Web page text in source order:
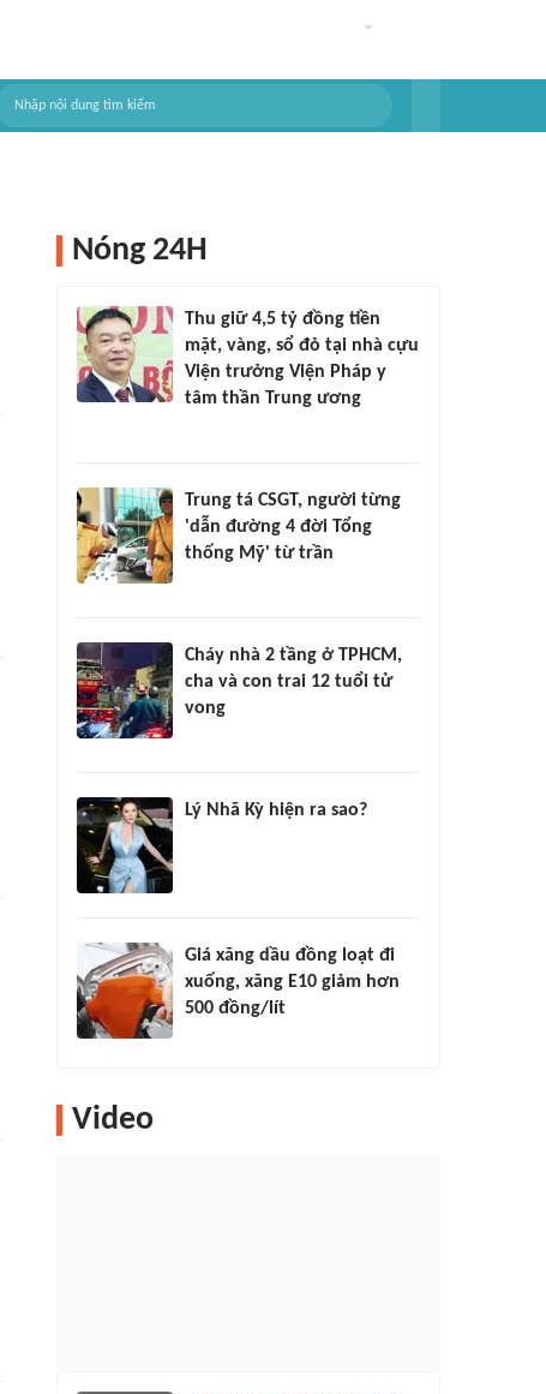
Nóng 24H
Thu giữ 4,5 tỷ đồng tiền
mặt, vàng, sổ đỏ tại nhà cựu
Viện trưởng Viện Pháp y
tâm thần Trung ương
Trung tá CSGT, người từng
'dẫn đường 4 đời Tổng
thống Mỹ' từ trần
Cháy nhà 2 tầng ở TPHCM,
cha và con trai 12 tuổi tử
vong
Lý Nhã Kỳ hiện ra sao?
Giá xăng dầu đồng loạt đi
xuống, xăng E10 giảm hơn
500 đồng/lít
Video